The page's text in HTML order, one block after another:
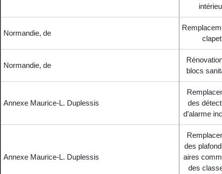
Normandie, de
clapet
Normandie, de
blocs
Annexe Maurice-L. Duplessis
des
d’alarme
Annexe Maurice-L. Duplessis
des
aires
des